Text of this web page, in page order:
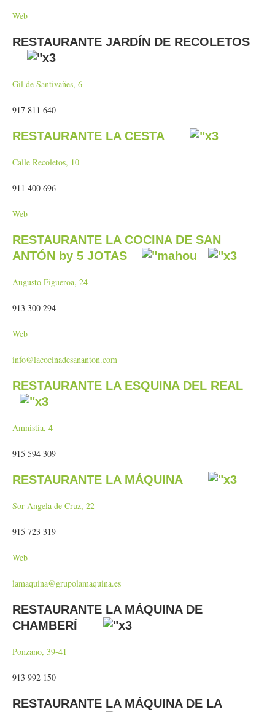
Web
RESTAURANTE JARDÍN DE RECOLETOS
Gil de Santivañes, 6
917 811 640
RESTAURANTE LA CESTA
Calle Recoletos, 10
911 400 696
Web
RESTAURANTE LA COCINA DE SAN
ANTÓN by 5 JOTAS
Augusto Figueroa, 24
913 300 294
Web
info@lacocinadesananton.com
RESTAURANTE LA ESQUINA DEL REAL
Amnistía, 4
915 594 309
RESTAURANTE LA MÁQUINA
Sor Ángela de Cruz, 22
915 723 319
Web
lamaquina@grupolamaquina.es
RESTAURANTE LA MÁQUINA DE
CHAMBERÍ
Ponzano, 39-41
913 992 150
RESTAURANTE LA MÁQUINA DE LA